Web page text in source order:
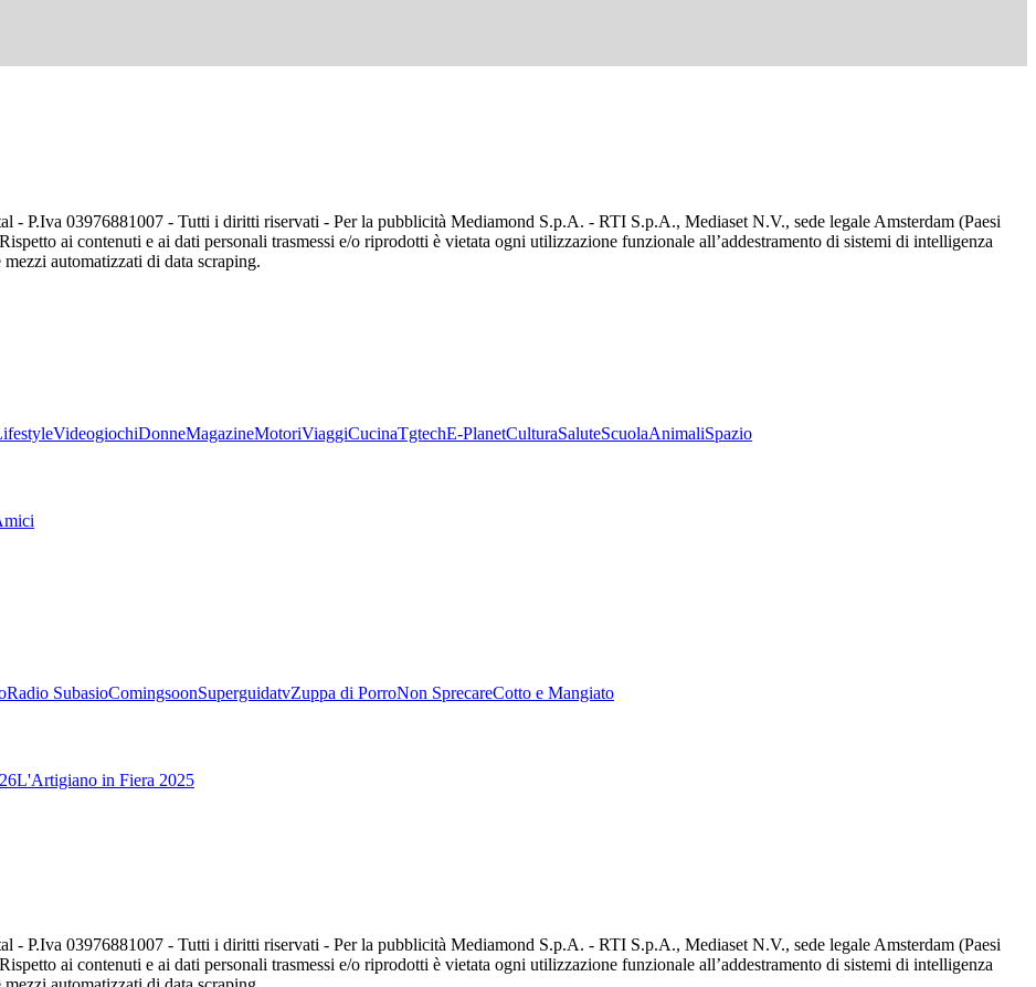
- P.Iva 03976881007 - Tutti i diritti riservati - Per la pubblicità Mediamond S.p.A. - RTI S.p.A., Mediaset N.V., sede legale Amsterdam (Paesi
Rispetto ai contenuti e ai dati personali trasmessi e/o riprodotti è vietata ogni utilizzazione funzionale all’addestramento di sistemi di intelligenza
automatizzati di data scraping.
VideogiochiDonneMagazineMotoriViaggiCucinaTgtechE-PlanetCulturaSaluteScuolaAnimaliSpazio
Radio SubasioComingsoonSuperguidatvZuppa di PorroNon SprecareCotto e Mangiato
L'Artigiano in Fiera 2025
- P.Iva 03976881007 - Tutti i diritti riservati - Per la pubblicità Mediamond S.p.A. - RTI S.p.A., Mediaset N.V., sede legale Amsterdam (Paesi
Rispetto ai contenuti e ai dati personali trasmessi e/o riprodotti è vietata ogni utilizzazione funzionale all’addestramento di sistemi di intelligenza